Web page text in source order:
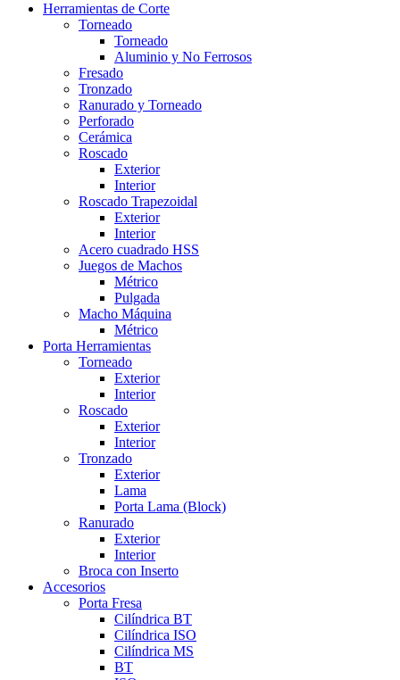
Herramientas de Corte
Torneado
Torneado
Aluminio y No Ferrosos
Fresado
Tronzado
Ranurado y Torneado
Perforado
Cerámica
Roscado
Exterior
Interior
Roscado Trapezoidal
Exterior
Interior
Acero cuadrado HSS
Juegos de Machos
Métrico
Pulgada
Macho Máquina
Métrico
Porta Herramientas
Torneado
Exterior
Interior
Roscado
Exterior
Interior
Tronzado
Exterior
Lama
Porta Lama (Block)
Ranurado
Exterior
Interior
Broca con Inserto
Accesorios
Porta Fresa
Cilíndrica BT
Cilíndrica ISO
Cilíndrica MS
BT